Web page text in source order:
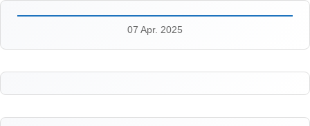
07 Apr. 2025